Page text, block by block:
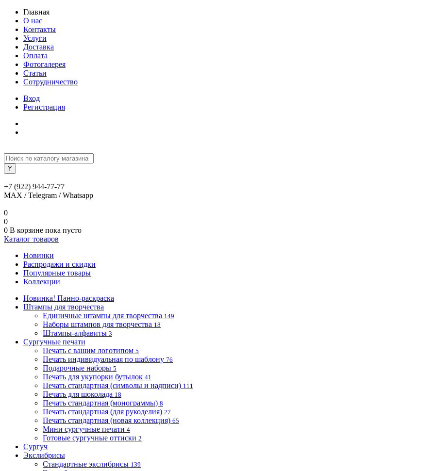
Главная
О нас
Контакты
Услуги
Доставка
Оплата
Фотогалерея
Статьи
Сотрудничество
Вход
Регистрация
+7 (922) 944-77-77
MAX / Telegram / Whatsapp
0
0
0 В корзине пока пусто
Каталог товаров
Новинки
Распродажи и скидки
Популярные товары
Коллекции
Новинка! Панно-раскраска
Штампы для творчества
Единичные штампы для творчества 149
Наборы штампов для творчества 18
Штампы-алфавиты 3
Сургучные печати
Печать с вашим логотипом 5
Печать индивидуальная по шаблону 76
Подарочные наборы 5
Печать для укупорки бутылок 41
Печать стандартная (символы и надписи) 111
Печать для шоколада 18
Печать стандартная (монограммы) 8
Печать стандартная (для рукоделия) 27
Печать стандартная (новая коллекция) 65
Мини сургучные печати 4
Готовые сургучные оттиски 2
Сургуч
Экслибрисы
Стандартные экслибрисы 139